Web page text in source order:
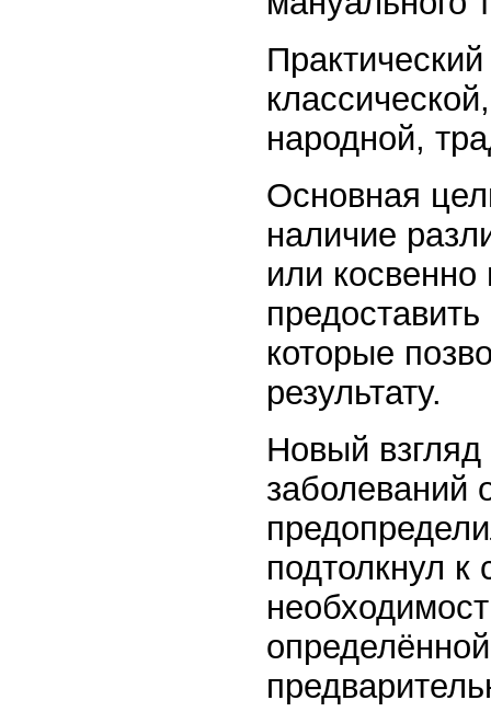
народной,
Основная
наличие
или
которые
результату.
Новый взгляд
заболеваний
подтолкнул